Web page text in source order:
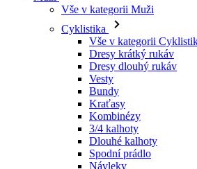
Dresy dlouhý rukáv
Vesty
Bundy
Kraťasy
Kombinézy
3/4 kalhoty
Dlouhé kalhoty
Spodní prádlo
Návleky
Čepice
Rukavice
Ponožky
Doplňky